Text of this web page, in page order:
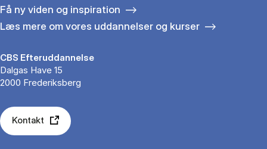
Få ny viden og inspiration
Læs mere om vores uddannelser og kurser
CBS Efteruddannelse
Dalgas Have 15
2000 Frederiksberg
Kontakt